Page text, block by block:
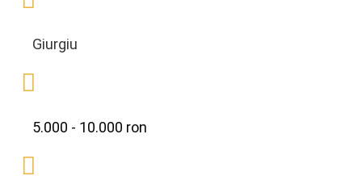
Giurgiu
5.000 - 10.000 ron